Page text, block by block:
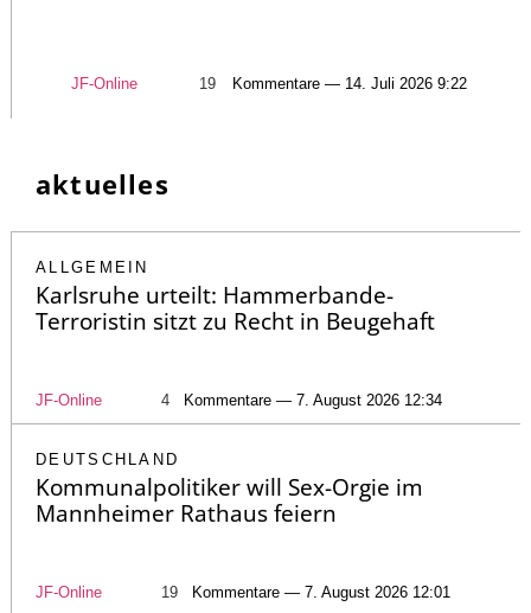
JF-Online 19 Kommentare — 14. Juli 2026 9:22
aktuelles
ALLGEMEIN
Karlsruhe urteilt: Hammerbande-
Terroristin sitzt zu Recht in Beugehaft
JF-Online 4 Kommentare — 7. August 2026 12:34
DEUTSCHLAND
Kommunalpolitiker will Sex-Orgie im
Mannheimer Rathaus feiern
JF-Online 19 Kommentare — 7. August 2026 12:01